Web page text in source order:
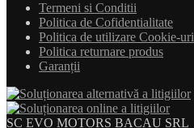
Termeni si Conditii
Politica de Cofidentialitate
Politica de utilizare Cookie-uri
Politica returnare produs
Garanții
SC EVO MOTORS BACAU SRL